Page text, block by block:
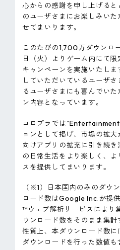
心からの感謝を申し上げると
のユーザさまにお楽しみい
せてまいります。
このたびの1,700万ダウンロ
日（火）よりゲーム内にて
キャンペーンを実施いたし
していただいているユーザ
るユーザさまにも喜んでい
ン内容となっています。
コロプラでは
ョンとして掲げ、市場の拡
向けアプリの拡充に引き続
の日常生活をより楽しく、
スを提供してまいります。
（※1）日本国内のみのダウ
ロード数はGoogle Inc.が提
™ウェブ解析サービスにより
ウンロード数をそのまま集
性質上、本ダウンロード数
ダウンロードを行った数値も